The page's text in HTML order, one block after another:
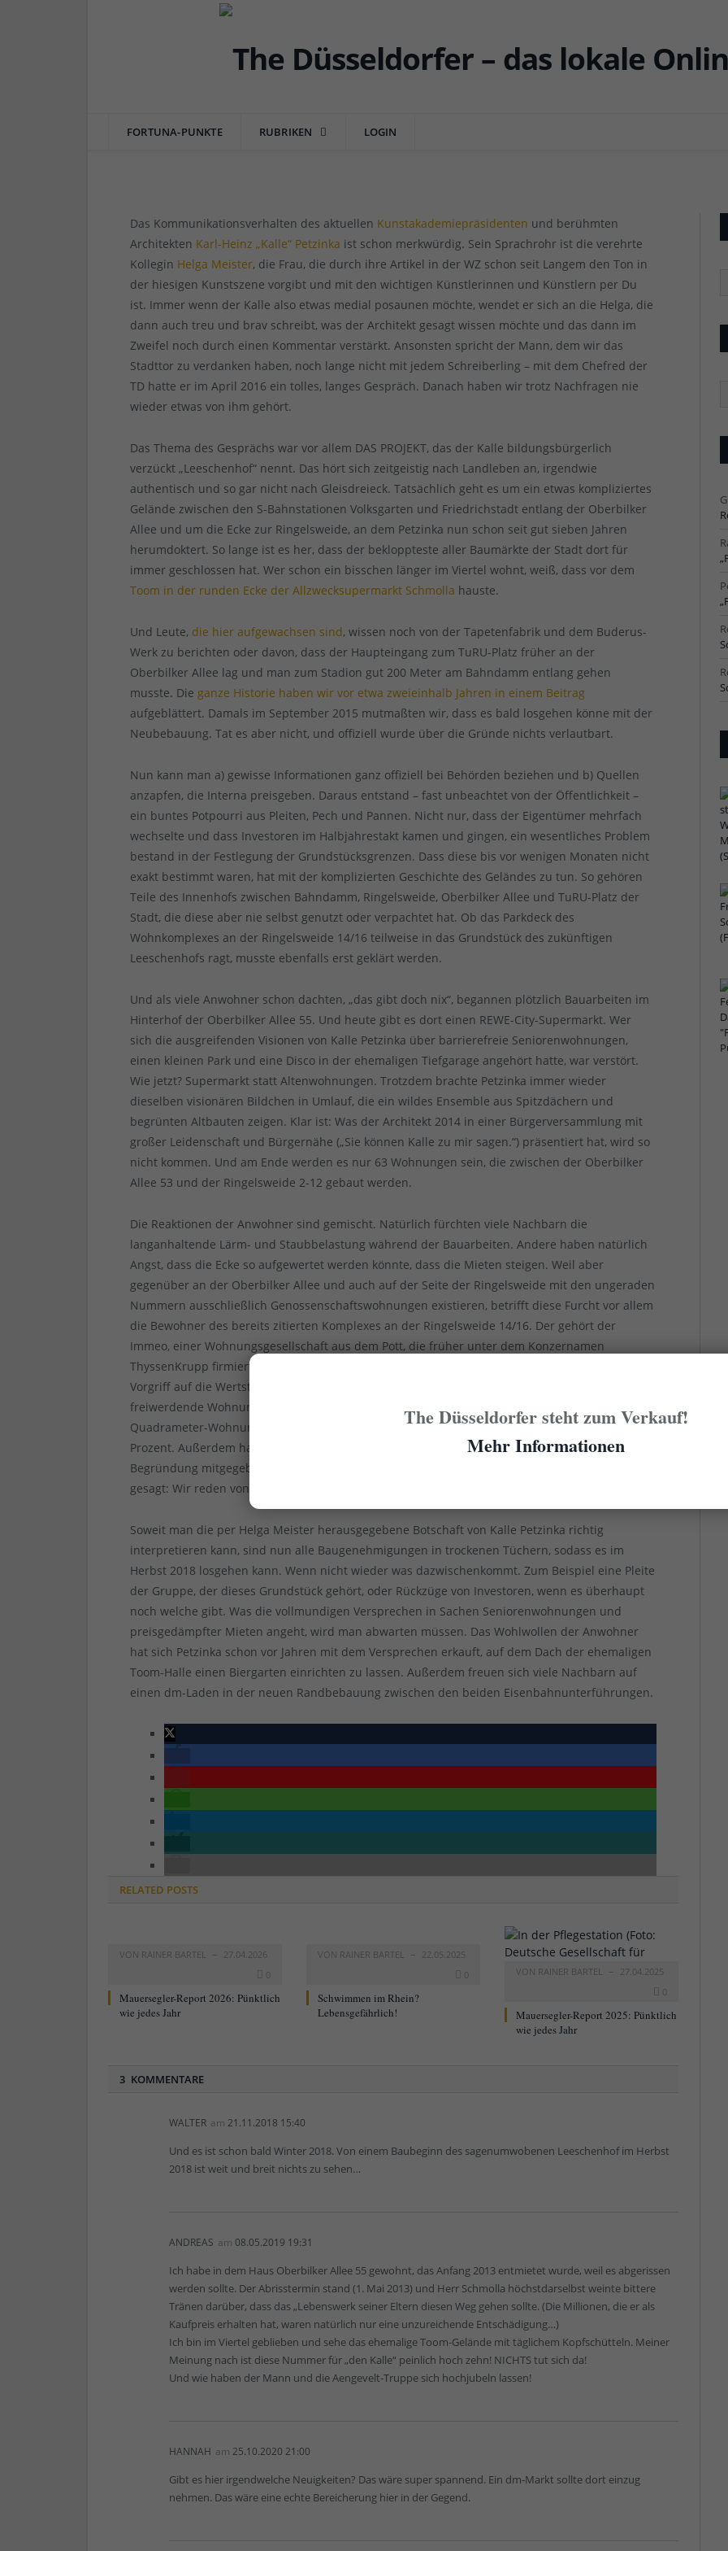
FORTUNA-PUNKTE RUBRIKEN LOGIN
DÜSSEL-LEBEN & GENIESSEN
Petzinka und der Leeschenhof – eine fast
Das Kommunikationsverhalten des aktuellen Kunstakademiepräsidenten und berühmten
Architekten Karl-Heinz „Kalle“ Petzinka ist schon merkwürdig. Sein Sprachrohr ist die verehrte
Kollegin Helga Meister, die Frau, die durch ihre Artikel in der WZ schon seit Langem den Ton in
der hiesigen Kunstszene vorgibt und mit den wichtigen Künstlerinnen und Künstlern per Du
ist. Immer wenn der Kalle also etwas medial posaunen möchte, wendet er sich an die Helga, die
dann auch treu und brav schreibt, was der Architekt gesagt wissen möchte und das dann im
Zweifel noch durch einen Kommentar verstärkt. Ansonsten spricht der Mann, dem wir das
Stadttor zu verdanken haben, noch lange nicht mit jedem Schreiberling – mit dem Chefred der
TD hatte er im April 2016 ein tolles, langes Gespräch. Danach haben wir trotz Nachfragen nie
wieder etwas von ihm gehört.
Das Thema des Gesprächs war vor allem DAS PROJEKT, das der Kalle bildungsbürgerlich
verzückt „Leeschenhof“ nennt. Das hört sich zeitgeistig nach Landleben an, irgendwie
authentisch und so gar nicht nach Gleisdreieck. Tatsächlich geht es um ein etwas kompliziertes
Gelände zwischen den S-Bahnstationen Volksgarten und Friedrichstadt entlang der Oberbilker
Allee und um die Ecke zur Ringelsweide, an dem Petzinka nun schon seit gut sieben Jahren
herumdoktert. So lange ist es her, dass der bekloppteste aller Baumärkte der Stadt dort für
immer geschlossen hat. Wer schon ein bisschen länger im Viertel wohnt, weiß, dass vor dem
Toom in der runden Ecke der Allzwecksupermarkt Schmolla hauste.
Und Leute, die hier aufgewachsen sind, wissen noch von der Tapetenfabrik und dem Buderus-
Werk zu berichten oder davon, dass der Haupteingang zum TuRU-Platz früher an der
Oberbilker Allee lag und man zum Stadion gut 200 Meter am Bahndamm entlang gehen
musste. Dieganze Historie haben wir vor etwa zweieinhalb Jahren in einem Beitrag
aufgeblättert. Damals im September 2015 mutmaßten wir, dass es bald losgehen könne mit der
Neubebauung. Tat es aber nicht, und offiziell wurde über die Gründe nichts verlautbart.
Nun kann man a) gewisse Informationen ganz offiziell bei Behörden beziehen und b) Quellen
anzapfen, die Interna preisgeben. Daraus entstand – fast unbeachtet von der Öffentlichkeit –
ein buntes Potpourri aus Pleiten, Pech und Pannen. Nicht nur, dass der Eigentümer mehrfach
wechselte und dass Investoren im Halbjahrestakt kamen und gingen, ein wesentliches Problem
bestand in der Festlegung der Grundstücksgrenzen. Dass diese bis vor wenigen Monaten nicht
exakt bestimmt waren, hat mit der komplizierten Geschichte des Geländes zu tun. So gehören
Teile des Innenhofs zwischen Bahndamm, Ringelsweide, Oberbilker Allee und TuRU-Platz der
Stadt, die diese aber nie selbst genutzt oder verpachtet hat. Ob das Parkdeck des
Wohnkomplexes an der Ringelsweide 14/16 teilweise in das Grundstück des zukünftigen
Leeschenhofs ragt, musste ebenfalls erst geklärt werden.
Und als viele Anwohner schon dachten, „das gibt doch nix“, begannen plötzlich Bauarbeiten im
Hinterhof der Oberbilker Allee 55. Und heute gibt es dort einen REWE-City-Supermarkt. Wer
sich die ausgreifenden Visionen von Kalle Petzinka über barrierefreie Seniorenwohnungen,
einen kleinen Park und eine Disco in der ehemaligen Tiefgarage angehört hatte, war verstört.
Wie jetzt? Supermarkt statt Altenwohnungen. Trotzdem brachte Petzinka immer wieder
dieselben visionären Bildchen in Umlauf, die ein wildes Ensemble aus Spitzdächern und
begrünten Altbauten zeigen. Klar ist: Was der Architekt 2014 in einer Bürgerversammlung mit
großer Leidenschaft und Bürgernähe („Sie können Kalle zu mir sagen.“) präsentiert hat, wird so
nicht kommen. Und am Ende werden es nur 63 Wohnungen sein, die zwischen der Oberbilker
Allee 53 und der Ringelsweide 2-12 gebaut werden.
Die Reaktionen der Anwohner sind gemischt. Natürlich fürchten viele Nachbarn die
langanhaltende Lärm- und Staubbelastung während der Bauarbeiten. Andere haben natürlich
Angst, dass die Ecke so aufgewertet werden könnte, dass die Mieten steigen. Weil aber
gegenüber an der Oberbilker Allee und auch auf der Seite der Ringelsweide mit den ungeraden
Nummern ausschließlich Genossenschaftswohnungen existieren, betrifft diese Furcht vor allem
die Bewohner des bereits zitierten Komplexes an der Ringelsweide 14/16. Der gehört der
Immeo, einer Wohnungsgesellschaft aus dem Pott, die früher unter dem Konzernamen
ThyssenKrupp firmierte und vor allem eher einfache Wohnungen im Bestand hat. Ob es ein
Vorgriff auf die Wertsteigerung im Gleisdreieck ist, dass man jetzt Phantasiemieten für
freiwerdende Wohnungen aufruft, ist unklar. Tatsächlich bietet Immeo nun eine 100-
Quadrameter-Wohnung für über 1.600 Euro Warmmiete an – eine Steigerung um gut 20
Prozent. Außerdem hat man den Mietern, deren Mieten nach oben angepasst wurden, als
Begründung mitgegeben, dass es sich beim Viertel um eine gehobene Wohnlage handele. Wie
gesagt: Wir reden von einem ehemaligen Industriegebiet im Gleisdreieck.
Soweit man die per Helga Meister herausgegebene Botschaft von Kalle Petzinka richtig
interpretieren kann, sind nun alle Baugenehmigungen in trockenen Tüchern, sodass es im
Herbst 2018 losgehen kann. Wenn nicht wieder was dazwischenkommt. Zum Beispiel eine Pleite
der Gruppe, der dieses Grundstück gehört, oder Rückzüge von Investoren, wenn es überhaupt
noch welche gibt. Was die vollmundigen Versprechen in Sachen Seniorenwohnungen und
preisgedämpfter Mieten angeht, wird man abwarten müssen. Das Wohlwollen der Anwohner
hat sich Petzinka schon vor Jahren mit dem Versprechen erkauft, auf dem Dach der ehemaligen
Toom-Halle einen Biergarten einrichten zu lassen. Außerdem freuen sich viele Nachbarn auf
einen dm-Laden in der neuen Randbebauung zwischen den beiden Eisenbahnunterführungen.
RELATED POSTS
VON RAINER BARTEL
27.04.2026
0
Mauersegler-Report 2026: Pünktlich
wie jedes Jahr
VON RAINER BARTEL
22.05.2025
0
Schwimmen im Rhein?
Lebensgefährlich!
VON RAINER BARTEL
27.04.2025
0
Mauersegler-Report 2025: Pünktlich
wie jedes Jahr
3 KOMMENTARE
WALTER am 21.11.2018 15:40
Und es ist schon bald Winter 2018. Von einem Baubeginn des sagenumwobenen Leeschenhof im Herbst
2018 ist weit und breit nichts zu sehen…
ANDREAS am 08.05.2019 19:31
Ich habe in dem Haus Oberbilker Allee 55 gewohnt, das Anfang 2013 entmietet wurde, weil es abgerissen
werden sollte. Der Abrisstermin stand (1. Mai 2013) und Herr Schmolla höchstdarselbst weinte bittere
Tränen darüber, dass das „Lebenswerk seiner Eltern diesen Weg gehen sollte. (Die Millionen, die er als
Kaufpreis erhalten hat, waren natürlich nur eine unzureichende Entschädigung…)
Ich bin im Viertel geblieben und sehe das ehemalige Toom-Gelände mit täglichem Kopfschütteln. Meiner
Meinung nach ist diese Nummer für „den Kalle“ peinlich hoch zehn! NICHTS tut sich da!
Und wie haben der Mann und die Aengevelt-Truppe sich hochjubeln lassen!
HANNAH am 25.10.2020 21:00
Gibt es hier irgendwelche Neuigkeiten? Das wäre super spannend. Ein dm-Markt sollte dort einzug
nehmen. Das wäre eine echte Bereicherung hier in der Gegend.
The Düsseldorfer steht zum Verkauf!
Mehr Informationen